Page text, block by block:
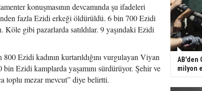
konuşmasının devcamında şu ifadeleri
fazla Ezidi erkeği öldürüldü. 6 bin 700 Ezidi
Köle gibi pazarlarda satıldılar. 9 yaşındaki Ezidi
Ezidi kadının kurtarıldığını vurgulayan Viyan
Ezidi kamplarda yaşamını sürdürüyor. Şehir ve
toplu mezar mevcut” diye belirtti.
AB'den
milyon